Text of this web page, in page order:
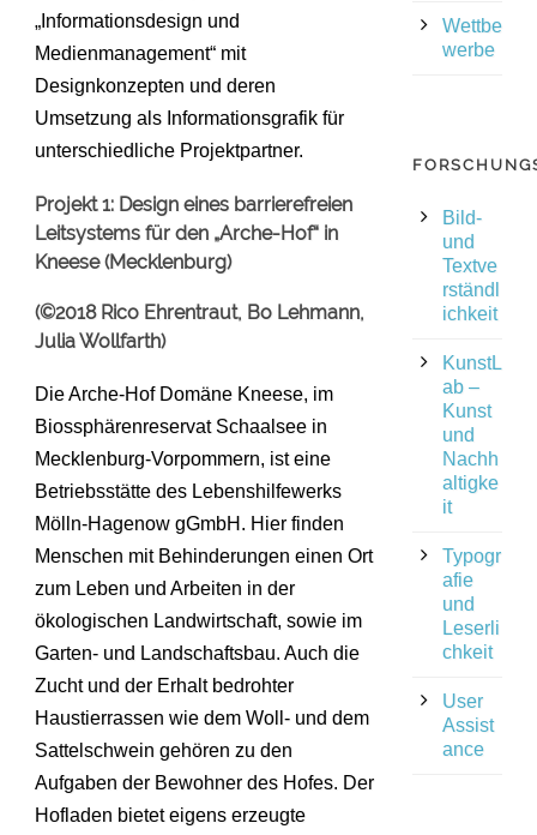
„Informationsdesign und
Medienmanagement“ mit
Designkonzepten und deren
Umsetzung als Informationsgrafik für
unterschiedliche Projektpartner.
Projekt 1: Design eines barrierefreien
Leitsystems für den „Arche-Hof“ in
Kneese (Mecklenburg)
(©2018 Rico Ehrentraut, Bo Lehmann,
Julia Wollfarth)
Die Arche-Hof Domäne Kneese, im
Biossphärenreservat Schaalsee in
Mecklenburg-Vorpommern, ist eine
Betriebsstätte des Lebenshilfewerks
Mölln-Hagenow gGmbH. Hier finden
Menschen mit Behinderungen einen Ort
zum Leben und Arbeiten in der
ökologischen Landwirtschaft, sowie im
Garten- und Landschaftsbau. Auch die
Zucht und der Erhalt bedrohter
Haustierrassen wie dem Woll- und dem
Sattelschwein gehören zu den
Aufgaben der Bewohner des Hofes. Der
Hofladen bietet eigens erzeugte
Wettbe
werbe
Bild-
und
Textve
rständl
ichkeit
KunstL
ab –
Kunst
und
Nachh
altigke
it
Typogr
afie
und
Leserli
chkeit
User
Assist
ance